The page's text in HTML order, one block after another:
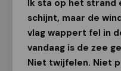
Ik sta op het strand
schijnt, maar de
vlag wappert fel in
vandaag is de zee
Niet twijfelen. Niet